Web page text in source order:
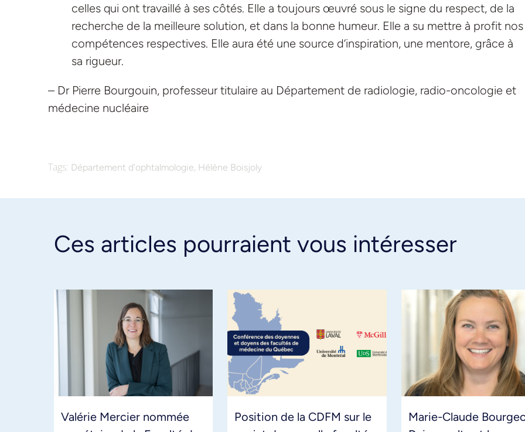
celles qui ont travaillé à ses côtés. Elle a toujours œuvré sous le signe du respect, de la
recherche de la meilleure solution, et dans la bonne humeur. Elle a su mettre à profit nos
compétences respectives. Elle aura été une source d’inspiration, une mentore, grâce à
sa rigueur.
– Dr Pierre Bourgouin, professeur titulaire au Département de radiologie, radio-oncologie et
médecine nucléaire
Tags: Département d’ophtalmologie, Hélène Boisjoly
Ces articles pourraient vous intéresser
Valérie Mercier nommée
Position de la CDFM sur le
Marie-Claude